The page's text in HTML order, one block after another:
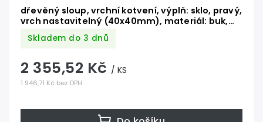
dřevěný sloup, vrchní kotvení, výplň: sklo, pravý,
vrch nastavitelný (40x40mm), materiál: buk,
broušený povrch bez nátěru
Skladem do 3 dnů
1 946,71 Kč bez DPH
2 355,52 Kč / KS